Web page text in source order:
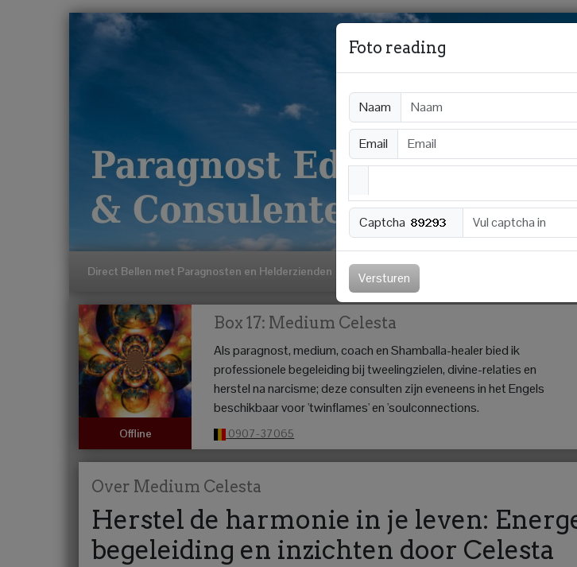
Direct Bellen met Paragnosten en Helderzienden Chatten
Offline
Box 17: Medium Celesta
Als paragnost, medium, coach en Shamballa-healer bied ik
professionele begeleiding bij tweelingzielen, divine-relaties en
herstel na narcisme; deze consulten zijn eveneens in het Engels
beschikbaar voor 'twinflames' en 'soulconnections.
0907-37065
Over Medium Celesta
Herstel de harmonie in je leven:
begeleiding en inzichten door Celesta
Foto reading
Naam
Email
Captcha
Versturen